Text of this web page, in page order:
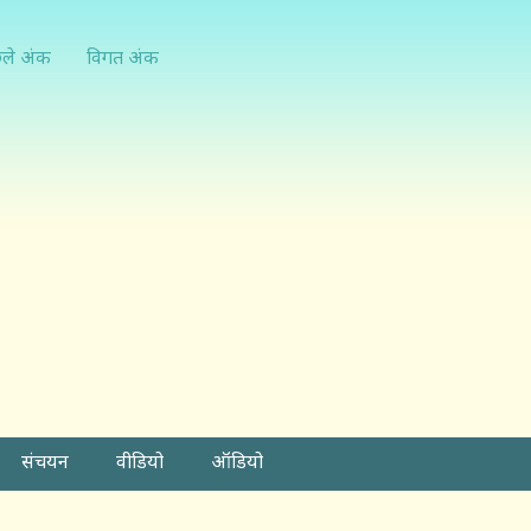
अंक विगत अंक
संचयन वीडियो ऑडियो